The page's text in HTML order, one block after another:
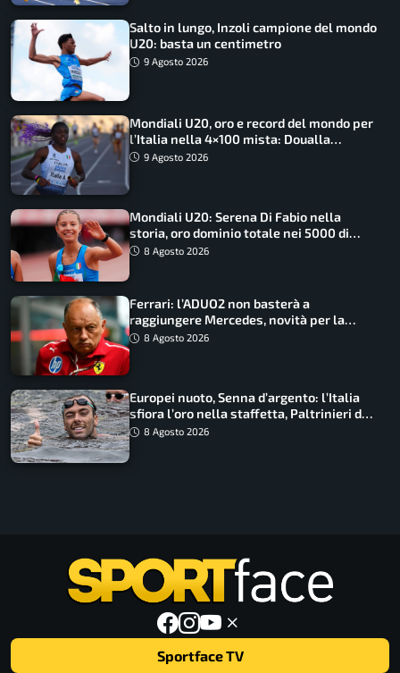
Salto in lungo, Inzoli campione del mondo
U20: basta un centimetro
9 Agosto 2026
Mondiali U20, oro e record del mondo per
l’Italia nella 4×100 mista: Doualla
straordinaria
9 Agosto 2026
Mondiali U20: Serena Di Fabio nella
storia, oro dominio totale nei 5000 di
marcia
8 Agosto 2026
Ferrari: l’ADUO2 non basterà a
raggiungere Mercedes, novità per la
Macarena
8 Agosto 2026
Europei nuoto, Senna d’argento: l’Italia
sfiora l’oro nella staffetta, Paltrinieri da
urlo, il bilancio azzurro
8 Agosto 2026
Sportface TV